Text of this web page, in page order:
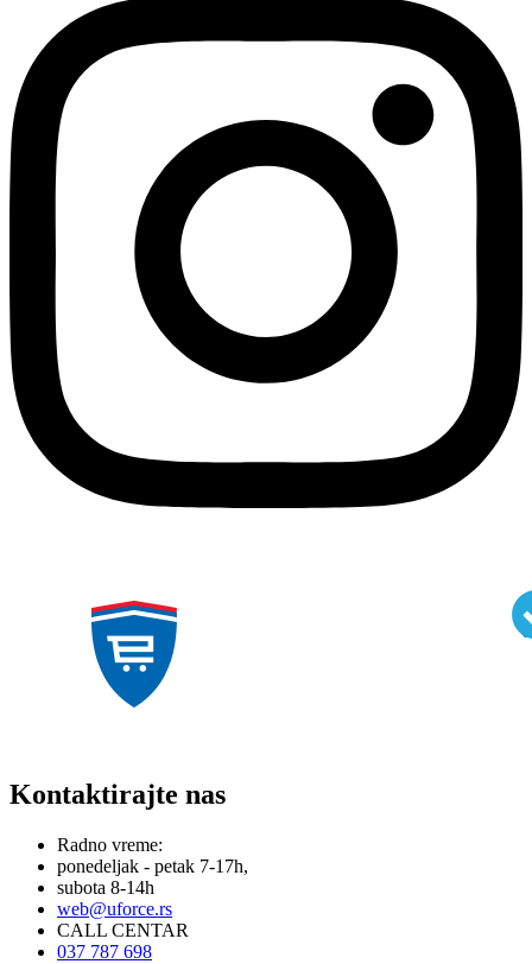
Kontaktirajte nas
Radno vreme:
ponedeljak - petak 7-17h,
subota 8-14h
web@uforce.rs
CALL CENTAR
037 787 698